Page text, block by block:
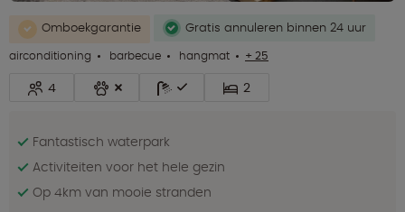
Omboekgarantie
Gratis annuleren binnen 24 uur
airconditioning
barbecue hangmat + 25
4 2
Fantastisch waterpark
Activiteiten voor het hele gezin
Op 4km van mooie stranden